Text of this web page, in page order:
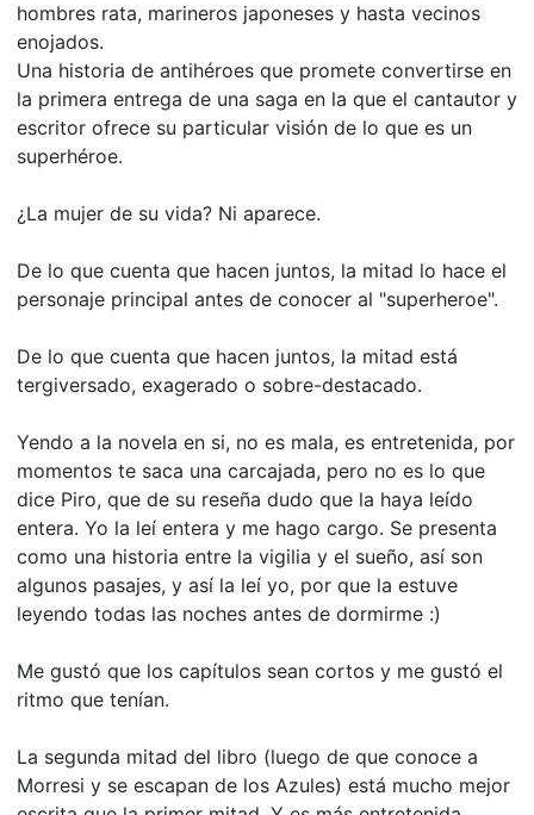
hombres rata, marineros japoneses y hasta vecinos
enojados.
Una historia de antihéroes que promete convertirse en
la primera entrega de una saga en la que el cantautor y
escritor ofrece su particular visión de lo que es un
superhéroe.
¿La mujer de su vida? Ni aparece.
De lo que cuenta que hacen juntos, la mitad lo hace el
personaje principal antes de conocer al "superheroe".
De lo que cuenta que hacen juntos, la mitad está
tergiversado, exagerado o sobre-destacado.
Yendo a la novela en si, no es mala, es entretenida, por
momentos te saca una carcajada, pero no es lo que
dice Piro, que de su reseña dudo que la haya leído
entera. Yo la leí entera y me hago cargo. Se presenta
como una historia entre la vigilia y el sueño, así son
algunos pasajes, y así la leí yo, por que la estuve
leyendo todas las noches antes de dormirme :)
Me gustó que los capítulos sean cortos y me gustó el
ritmo que tenían.
La segunda mitad del libro (luego de que conoce a
Morresi y se escapan de los Azules) está mucho mejor